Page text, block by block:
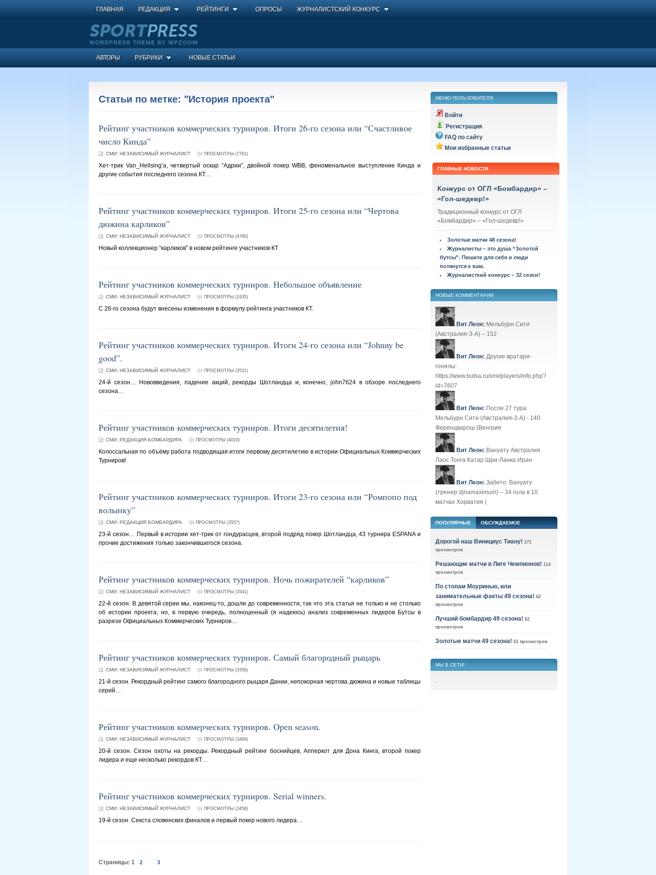
ГЛАВНАЯ РЕДАКЦИЯ РЕЙТИНГИ ОПРОСЫ ЖУРНАЛИСТСКИЙ КОНКУРС
АВТОРЫ РУБРИКИ НОВЫЕ СТАТЬИ
Статьи по метке: "История проекта"
Рейтинг участников коммерческих турниров. Итоги 26-го сезона или “Счастливое
число Кинда”
СМИ: НЕЗАВИСИМЫЙ ЖУРНАЛИСТ ПРОСМОТРЫ (7761)
Хет-трик Van_Hellsing’а, четвертый оскар “Адрии”, двойной покер WBB, феноменальное выступление Кинда и
другие события последнего сезона КТ…
Рейтинг участников коммерческих турниров. Итоги 25-го сезона или “Чертова
дюжина карликов”
СМИ: НЕЗАВИСИМЫЙ ЖУРНАЛИСТ ПРОСМОТРЫ (4790)
Новый коллекционер “карликов” в новом рейтинге участников КТ
Рейтинг участников коммерческих турниров. Небольшое объявление
СМИ: НЕЗАВИСИМЫЙ ЖУРНАЛИСТ ПРОСМОТРЫ (1935)
С 26-го сезона будут внесены изменения в формулу рейтинга участников КТ.
Рейтинг участников коммерческих турниров. Итоги 24-го сезона или “Johnny be
good”.
СМИ: НЕЗАВИСИМЫЙ ЖУРНАЛИСТ ПРОСМОТРЫ (3531)
24-й сезон… Нововведения, падение акций, рекорды Шотландца и, конечно, john7624 в обзоре последнего
сезона…
Рейтинг участников коммерческих турниров. Итоги десятилетия!
СМИ: РЕДАКЦИЯ БОМБАРДИРА ПРОСМОТРЫ (4010)
Колоссальная по объёму работа подводящая итоги первому десятилетию в истории Официальных Коммерческих
Турниров!
Рейтинг участников коммерческих турниров. Итоги 23-го сезона или “Ромпопо под
волынку”
СМИ: РЕДАКЦИЯ БОМБАРДИРА ПРОСМОТРЫ (3557)
23-й сезон… Первый в истории хет-трик от гондурасцев, второй подряд покер Шотландца, 43 турнира ESPANA и
прочие достижения только закончившегося сезона.
Рейтинг участников коммерческих турниров. Ночь пожирателей “карликов”
СМИ: НЕЗАВИСИМЫЙ ЖУРНАЛИСТ ПРОСМОТРЫ (3541)
22-й сезон. В девятой серии мы, наконец-то, дошли до современности, так что эта статья не только и не столько
об истории проекта, но, в первую очередь, полноценный (я надеюсь) анализ современных лидеров Бутсы в
разрезе Официальных Коммерческих Турниров…
Рейтинг участников коммерческих турниров. Самый благородный рыцарь
СМИ: НЕЗАВИСИМЫЙ ЖУРНАЛИСТ ПРОСМОТРЫ (3356)
21-й сезон. Рекордный рейтинг самого благородного рыцаря Дании, непокорная чертова дюжина и новые таблицы
серий…
Рейтинг участников коммерческих турниров. Open season.
СМИ: НЕЗАВИСИМЫЙ ЖУРНАЛИСТ ПРОСМОТРЫ (3469)
20-й сезон. Сезон охоты на рекорды. Рекордный рейтинг боснийцев, Апперкот для Дона Кинга, второй покер
лидера и еще несколько рекордов КТ…
Рейтинг участников коммерческих турниров. Serial winners.
СМИ: НЕЗАВИСИМЫЙ ЖУРНАЛИСТ ПРОСМОТРЫ (3458)
19-й сезон. Секста словенских финалов и первый покер нового лидера…
Страницы: 1 2 3
МЕНЮ ПОЛЬЗОВАТЕЛЯ
Войти
Регистрация
FAQ по сайту
Мои избранные статьи
ГЛАВНЫЕ НОВОСТИ
Конкурс от ОГЛ «Бомбардир» –
«Гол-шедевр!»
Традиционный конкурс от ОГЛ
«Бомбардир» – «Гол-шедевр!»
Золотые матчи 48 сезона!
Журналисты – это душа “Золотой
бутсы”. Пишите для себя и люди
потянутся к вам.
Журналисткий конкурс – 32 сезон!
НОВЫЕ КОММЕНТАРИИ
Вит Леон: Мельбурн Сити
(Австралия-3-А) – 152
Вит Леон: Другие вратари-
гонялы:
https://www.butsa.ru/xml/players/info.php?
id=7607
Вит Леон: После 27 тура:
Мельбурн Сити (Австралия-3-А) - 140
Ференцварош (Венгрия
Вит Леон: Вануату Австралия
Лаос Тонга Катар Шри-Ланка Иран
Вит Леон: Забито: Вануату
(тренер djnamaximum) – 34 гола в 10
матчах Хорватия (
ПОПУЛЯРНЫЕ ОБСУЖДАЕМОЕ
Дорогой наш Винициус Тиану! 171
просмотров
Решающие матчи в Лиге Чемпионов! 114
просмотров
По стопам Моуринью, или
занимательные факты 49 сезона! 62
просмотров
Лучший бомбардир 49 сезона! 62
просмотров
Золотые матчи 49 сезона! 51 просмотров
МЫ В СЕТИ!
.